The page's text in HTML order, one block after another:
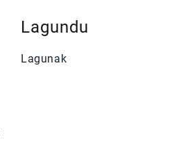
Lagundu
Lagunak